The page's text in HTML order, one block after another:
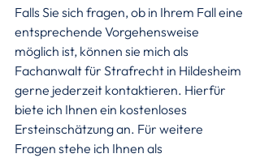
Falls Sie sich fragen, ob in Ihrem Fall eine
entsprechende Vorgehensweise
möglich ist, können sie mich als
Fachanwalt für Strafrecht in Hildesheim
gerne jederzeit kontaktieren. Hierfür
biete ich Ihnen ein kostenloses
Ersteinschätzung an. Für weitere
Fragen stehe ich Ihnen als